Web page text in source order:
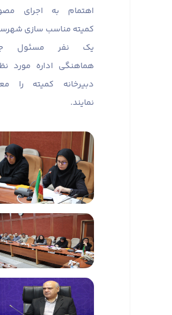
اهتمام به اجرای
کمیته مناسب سازی
یک نفر مسئول
هماهنگی اداره مورد
دبیرخانه کمیته را
نمایند.